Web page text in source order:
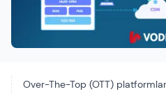
Over-The-Top (OTT)